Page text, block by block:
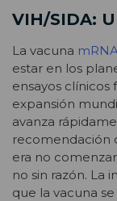
VIH/SIDA:
La vacuna
estar en los
ensayos
expansión
avanza
recomendación
era no
no sin razón. La
que la vacuna